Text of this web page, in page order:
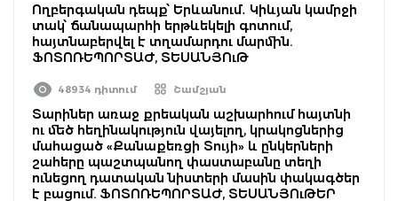
Ողբերգական դեպք՝ Երևանում․ Կիևյան կամրջի
տակ՝ ճանապարհի երթևեկելի գոտում,
հայտնաբերվել է տղամարդու մարմին.
ՖՈՏՈՌԵՊՈՐՏԱԺ, ՏԵՍԱՆՅՈւԹ
48934 դիտում Շամշյան
Տարիներ առաջ քրեական աշխարհում հայտնի
ու մեծ հեղինակություն վայելող, կրակոցներից
մահացած «Քանաքեռցի Տույի» և ընկերների
շահերը պաշտպանող փաստաբանը տեղի
ունեցող դատական նիստերի մասին փակագծեր
է բացում. ՖՈՏՈՌԵՊՈՐՏԱԺ, ՏԵՍԱՆՅՈւԹԵՐ